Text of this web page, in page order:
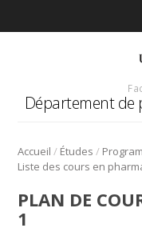
Département de
Accueil / Études /
PLAN DE
1